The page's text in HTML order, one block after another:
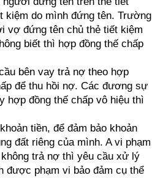
kiệm do mình đứng tên. Trường
vợ đứng tên chủ thẻ tiết kiệm
biết thì hợp đồng thế chấp
bên vay trả nợ theo hợp
để thu hồi nợ. Các đương sự
hợp đồng thế chấp vô hiệu thì
tiền, để đảm bảo khoản
đất riêng của mình. A vi phạm
trả nợ thì yêu cầu xử lý
được phạm vi bảo đảm cụ thể